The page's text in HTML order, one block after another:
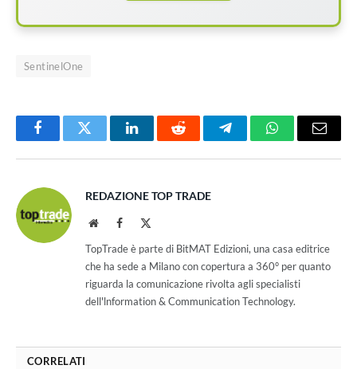
SentinelOne
FacebookTwitter LinkedInReddit TelegramWhatsAppEmail
REDAZIONE TOP TRADE
WebsiteFacebook
TopTrade è parte di BitMAT Edizioni, una casa editrice
che ha sede a Milano con copertura a 360° per quanto
riguarda la comunicazione rivolta agli specialisti
dell'lnformation & Communication Technology.
CORRELATI